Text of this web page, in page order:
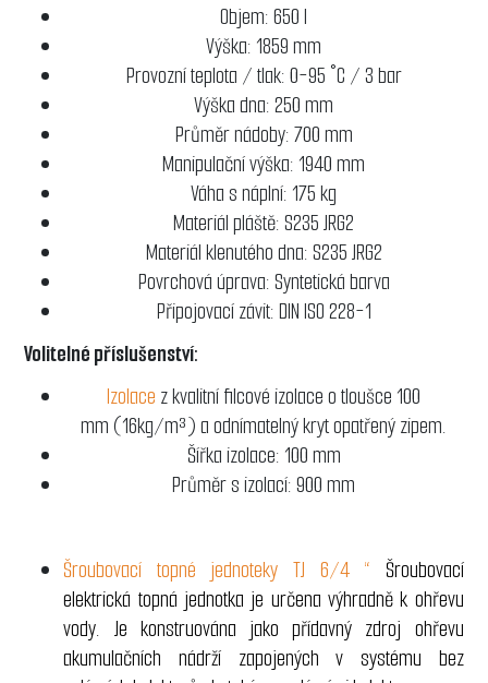
Objem: 650 l
Výška: 1859 mm
Provozní teplota / tlak: 0-95 °C / 3 bar
Výška dna: 250 mm
Průměr nádoby: 700 mm
Manipulační výška: 1940 mm
Váha s náplní: 175 kg
Materiál pláště: S235 JRG2
Materiál klenutého dna: S235 JRG2
Povrchová úprava: Syntetická barva
Připojovací závit: DIN ISO 228-1
Volitelné příslušenství:
Izolace z kvalitní filcové izolace o tloušce 100
mm (16kg/m³) a odnímatelný kryt opatřený zipem.
Šířka izolace: 100 mm
Průměr s izolací: 900 mm
Šroubovací topné jednoteky TJ 6/4 “ Šroubovací
elektrická topná jednotka je určena výhradně k ohřevu
vody. Je konstruována jako přídavný zdroj ohřevu
akumulačních nádrží zapojených v systému bez